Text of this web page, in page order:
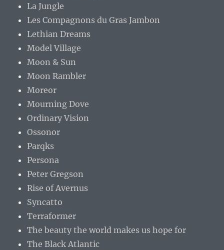
La Jungle
Les Compagnons du Gras Jambon
Lethian Dreams
Model Village
Moon & Sun
Moon Rambler
Moreor
Mourning Dove
Ordinary Vision
Ossonor
Parqks
Persona
Peter Gregson
Rise of Avernus
Syncatto
Terraformer
The beauty the world makes us hope for
The Black Atlantic